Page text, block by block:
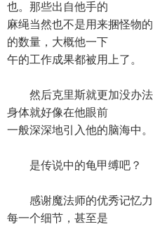
也。那些出自他手的
麻绳当然也不是用来捆怪物
的数量，大概他一下
午的工作成果都被用上了。
然后克里斯就更加没办法
身体就好像在他眼前
一般深深地引入他的脑海中。
是传说中的龟甲缚吧？
感谢魔法师的优秀记忆力
每一个细节，甚至是